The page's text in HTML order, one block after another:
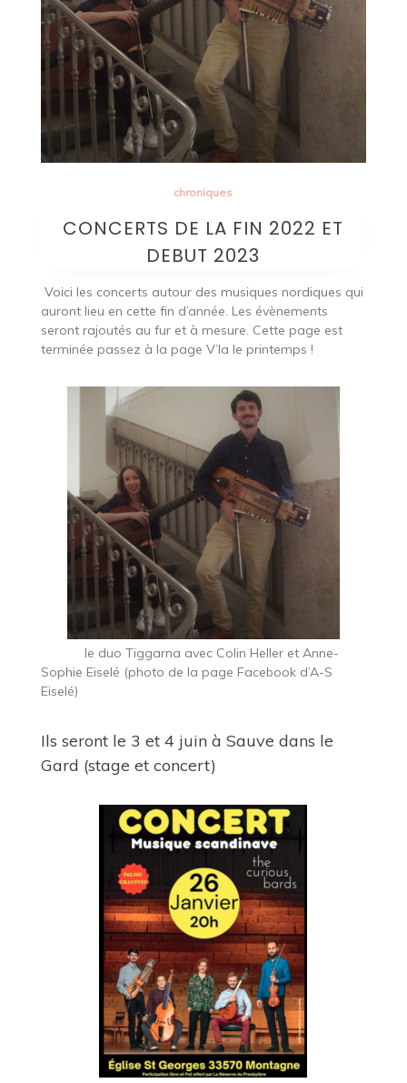
chroniques
CONCERTS DE LA FIN 2022 ET
DEBUT 2023
Voici les concerts autour des musiques nordiques qui
auront lieu en cette fin d’année. Les évènements
seront rajoutés au fur et à mesure. Cette page est
terminée passez à la page V’la le printemps !
le duo Tiggarna avec Colin Heller et Anne-
Sophie Eiselé (photo de la page Facebook d’A-S
Eiselé)
Ils seront le 3 et 4 juin à Sauve dans le
Gard (stage et concert)